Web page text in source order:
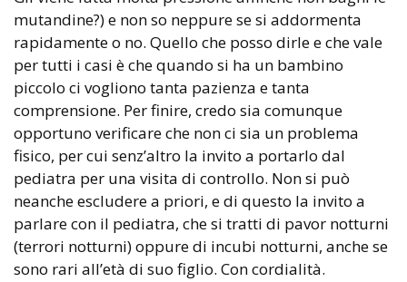
mutandine?) e non so neppure se si addormenta
rapidamente o no. Quello che posso dirle e che vale
per tutti i casi è che quando si ha un bambino
piccolo ci vogliono tanta pazienza e tanta
comprensione. Per finire, credo sia comunque
opportuno verificare che non ci sia un problema
fisico, per cui senz’altro la invito a portarlo dal
pediatra per una visita di controllo. Non si può
neanche escludere a priori, e di questo la invito a
parlare con il pediatra, che si tratti di pavor notturni
(terrori notturni) oppure di incubi notturni, anche se
sono rari all’età di suo figlio. Con cordialità.